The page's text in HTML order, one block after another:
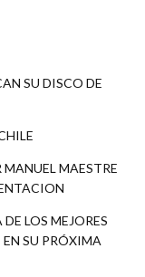
SU DISCO DE
MAESTRE
LOS MEJORES
SU PRÓXIMA